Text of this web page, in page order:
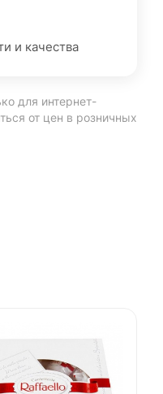
и качества
для интернет-
от цен в розничных